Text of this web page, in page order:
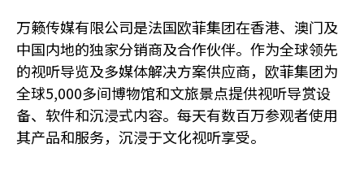
万籁传媒有限公司是法国欧菲集团在香港、澳门及
中国内地的独家分销商及合作伙伴。作为全球领先
的视听导览及多媒体解决方案供应商，欧菲集团为
全球5,000多间博物馆和文旅景点提供视听导赏设
备、软件和沉浸式内容。每天有数百万参观者使用
其产品和服务，沉浸于文化视听享受。